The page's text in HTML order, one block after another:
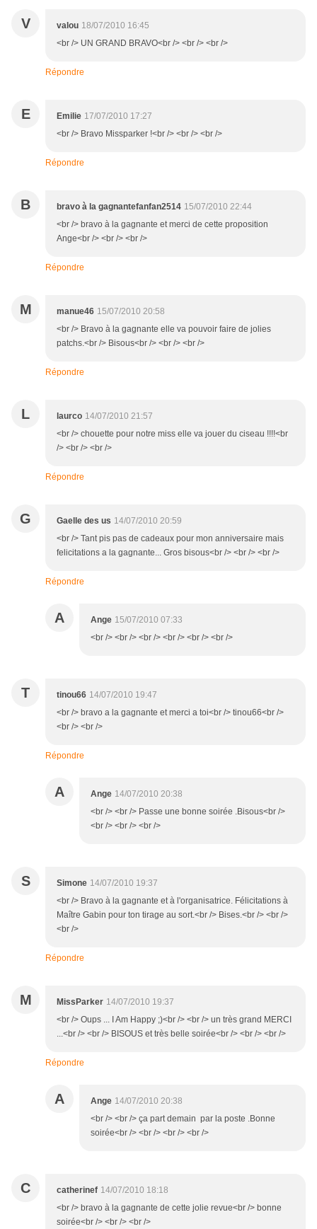
V valou 18/07/2010 16:45
<br /> UN GRAND BRAVO<br /> <br /> <br />
Répondre
E Emilie 17/07/2010 17:27
<br /> Bravo Missparker !<br /> <br /> <br />
Répondre
B bravo à la gagnantefanfan2514 15/07/2010 22:44
<br /> bravo à la gagnante et merci de cette proposition
Ange<br /> <br /> <br />
Répondre
M manue46 15/07/2010 20:58
<br /> Bravo à la gagnante elle va pouvoir faire de jolies
patchs.<br /> Bisous<br /> <br /> <br />
Répondre
L laurco 14/07/2010 21:57
<br /> chouette pour notre miss elle va jouer du ciseau !!!!<br
/> <br /> <br />
Répondre
G Gaelle des us 14/07/2010 20:59
<br /> Tant pis pas de cadeaux pour mon anniversaire mais
felicitations a la gagnante... Gros bisous<br /> <br /> <br />
Répondre
A Ange 15/07/2010 07:33
<br /> <br /> <br /> <br /> <br /> <br />
T tinou66 14/07/2010 19:47
<br /> bravo a la gagnante et merci a toi<br /> tinou66<br />
<br /> <br />
Répondre
A Ange 14/07/2010 20:38
<br /> <br /> Passe une bonne soirée .Bisous<br />
<br /> <br /> <br />
S Simone 14/07/2010 19:37
<br /> Bravo à la gagnante et à l'organisatrice. Félicitations à
Maître Gabin pour ton tirage au sort.<br /> Bises.<br /> <br />
<br />
Répondre
M MissParker 14/07/2010 19:37
<br /> Oups ... I Am Happy ;)<br /> <br /> un très grand MERCI
...<br /> <br /> BISOUS et très belle soirée<br /> <br /> <br />
Répondre
A Ange 14/07/2010 20:38
<br /> <br /> ça part demain par la poste .Bonne
soirée<br /> <br /> <br /> <br />
C catherinef 14/07/2010 18:18
<br /> bravo à la gagnante de cette jolie revue<br /> bonne
soirée<br /> <br /> <br />